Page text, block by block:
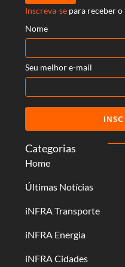
Categorias
Home
Últimas Notícias
iNFRA Transporte
iNFRA Energia
iNFRA Cidades
Inscreva-se para receber
Nome
Seu melhor e-mail